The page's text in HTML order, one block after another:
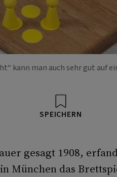
kann man auch sehr gut auf
SPEICHERN
gesagt 1908,
München das